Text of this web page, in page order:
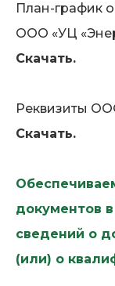
План-график
ООО «УЦ
Скачать.
Реквизиты
Скачать.
документов
сведений о
(или) о